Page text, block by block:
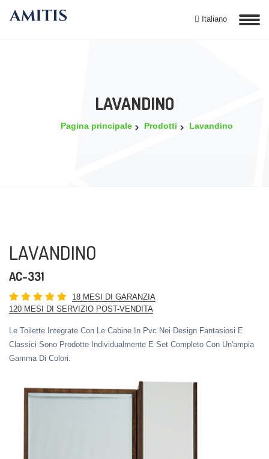
Italiano
LAVANDINO
Pagina principale Prodotti Lavandino
LAVANDINO
AC-331
18 MESI DI GARANZIA
120 MESI DI SERVIZIO POST-VENDITA
Le Toilette Integrate Con Le Cabine In Pvc Nei Design Fantasiosi E
Classici Sono Prodotte Individualmente E Set Completo Con Un'ampia
Gamma Di Colori.